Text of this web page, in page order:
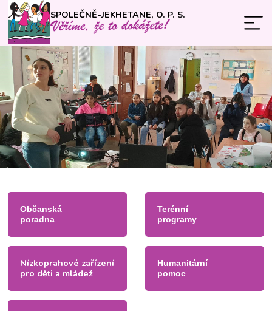
SPOLEČNĚ-JEKHETANE, O. P. S.
Občanská
poradna
Terénní
programy
Nízkoprahové zařízení
pro děti a mládež
Humanitární
pomoc